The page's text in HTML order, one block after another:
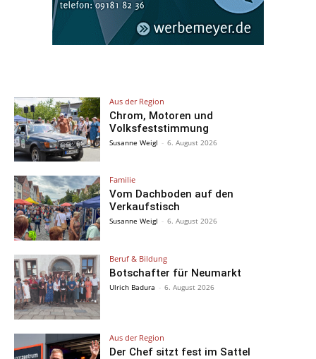
Aus der Region
Chrom, Motoren und
Volksfeststimmung
Susanne Weigl - 6. August 2026
Familie
Vom Dachboden auf den
Verkaufstisch
Susanne Weigl - 6. August 2026
Beruf & Bildung
Botschafter für Neumarkt
Ulrich Badura - 6. August 2026
Aus der Region
Der Chef sitzt fest im Sattel